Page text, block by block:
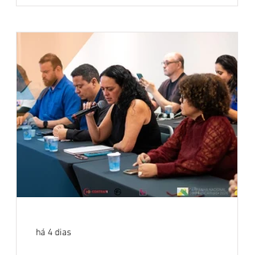
1,4 ponto percentual em 12 meses. O
crescimento de 16,2% foi o maior entre
os três maiores bancos privados do país
(Bradesco, Itaú e Santander). Segundo o
há 4 dias